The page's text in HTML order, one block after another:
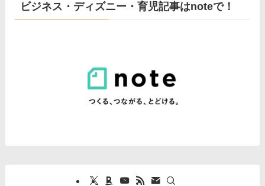
ビジネス・ディズニー・育児記事はnoteで！